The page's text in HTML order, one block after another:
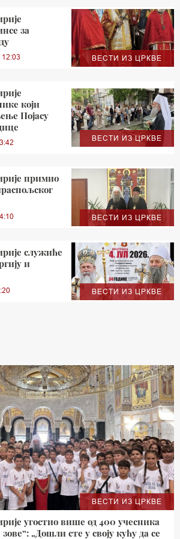
ВЕСТИ ИЗ ЦРКВЕ
за
ВЕСТИ ИЗ ЦРКВЕ
који
Појасу
ВЕСТИ ИЗ ЦРКВЕ
примио
ВЕСТИ ИЗ ЦРКВЕ
служиће
и
ВЕСТИ ИЗ ЦРКВЕ
угостио више од 400 учесника
„Дошли сте у своју кућу да се